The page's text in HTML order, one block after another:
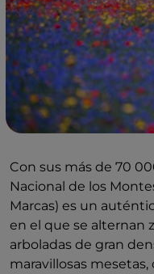
Con sus más de 70
Nacional de los
Marcas) es un
en el que se alternan
arboladas de gran
maravillosas